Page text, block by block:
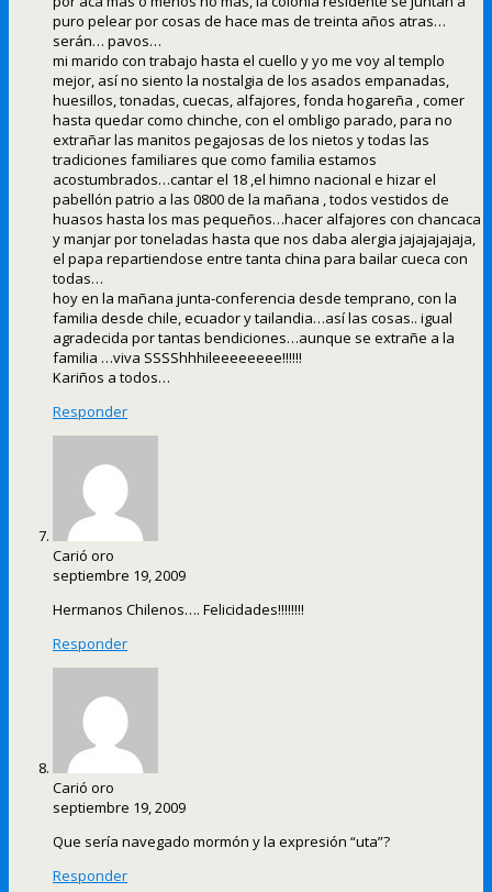
puro pelear por cosas de hace mas de treinta años atras…
serán… pavos…
mi marido con trabajo hasta el cuello y yo me voy al templo
mejor, así no siento la nostalgia de los asados empanadas,
huesillos, tonadas, cuecas, alfajores, fonda hogareña , comer
hasta quedar como chinche, con el ombligo parado, para no
extrañar las manitos pegajosas de los nietos y todas las
tradiciones familiares que como familia estamos
acostumbrados…cantar el 18 ,el himno nacional e hizar el
pabellón patrio a las 0800 de la mañana , todos vestidos de
huasos hasta los mas pequeños…hacer alfajores con chancaca
y manjar por toneladas hasta que nos daba alergia jajajajajaja,
el papa repartiendose entre tanta china para bailar cueca con
todas…
hoy en la mañana junta-conferencia desde temprano, con la
familia desde chile, ecuador y tailandia…así las cosas.. igual
agradecida por tantas bendiciones…aunque se extrañe a la
familia …viva SSSShhhileeeeeeee!!!!!!
Kariños a todos…
Responder
Carió oro
septiembre 19, 2009
Hermanos Chilenos…. Felicidades!!!!!!!!
Responder
Carió oro
septiembre 19, 2009
Que sería navegado mormón y la expresión “uta”?
Responder